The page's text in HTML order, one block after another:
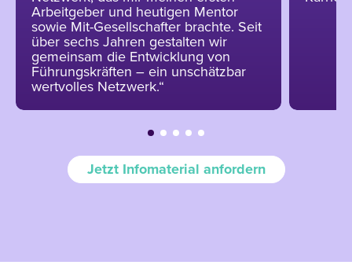
Arbeitgeber und heutigen Mentor
sowie Mit-Gesellschafter brachte. Seit
über sechs Jahren gestalten wir
gemeinsam die Entwicklung von
Führungskräften – ein unschätzbar
wertvolles Netzwerk.“
Jetzt Infomaterial anfordern